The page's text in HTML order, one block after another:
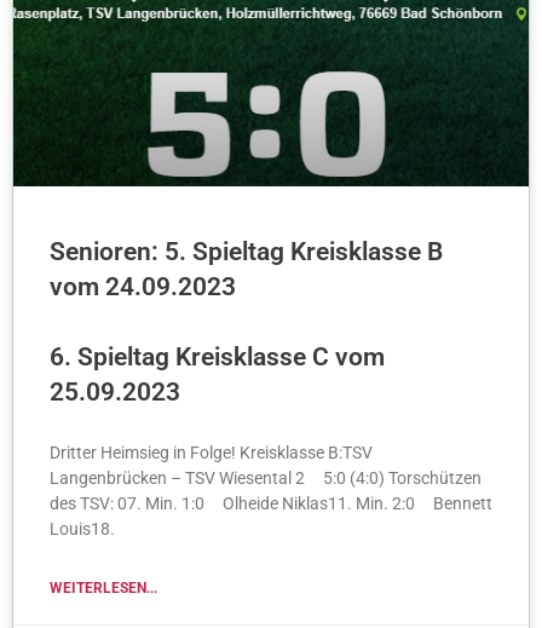
Senioren: 5. Spieltag Kreisklasse B
vom 24.09.2023
6. Spieltag Kreisklasse C vom
25.09.2023
Dritter Heimsieg in Folge! Kreisklasse B:TSV
Langenbrücken – TSV Wiesental 2 5:0 (4:0) Torschützen
des TSV: 07. Min. 1:0 Olheide Niklas11. Min. 2:0 Bennett
Louis18.
WEITERLESEN...